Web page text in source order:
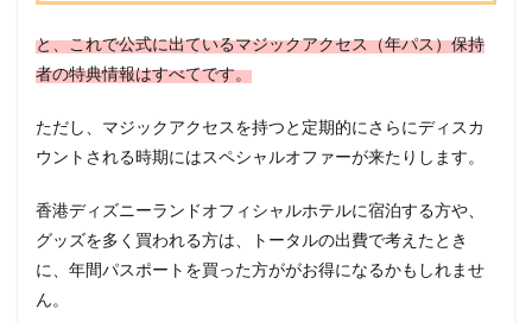
と、これで公式に出ているマジックアクセス（年パス）保持
者の特典情報はすべてです。
ただし、マジックアクセスを持つと定期的にさらにディスカ
ウントされる時期にはスペシャルオファーが来たりします。
香港ディズニーランドオフィシャルホテルに宿泊する方や、
グッズを多く買われる方は、トータルの出費で考えたとき
に、年間パスポートを買った方ががお得になるかもしれませ
ん。